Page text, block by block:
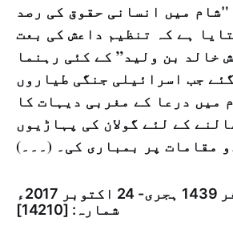
"شام میں انسانی حقوق کی رصد
ہے کہ تنظیم داعش کی بعت
خالد بن ولید” کے کئی رہنما
جب اسرائیلی جنگی طیاروں
میں درعا کے مغربی دیہات کا
کے لئے گولان کی پہاڑیوں
مقامات پر بمباری کی۔ (۔۔۔)
منگل – 4 صفر 1439 ہجری- 24 اكتوبر 2017ء
شمارہ: [14210]